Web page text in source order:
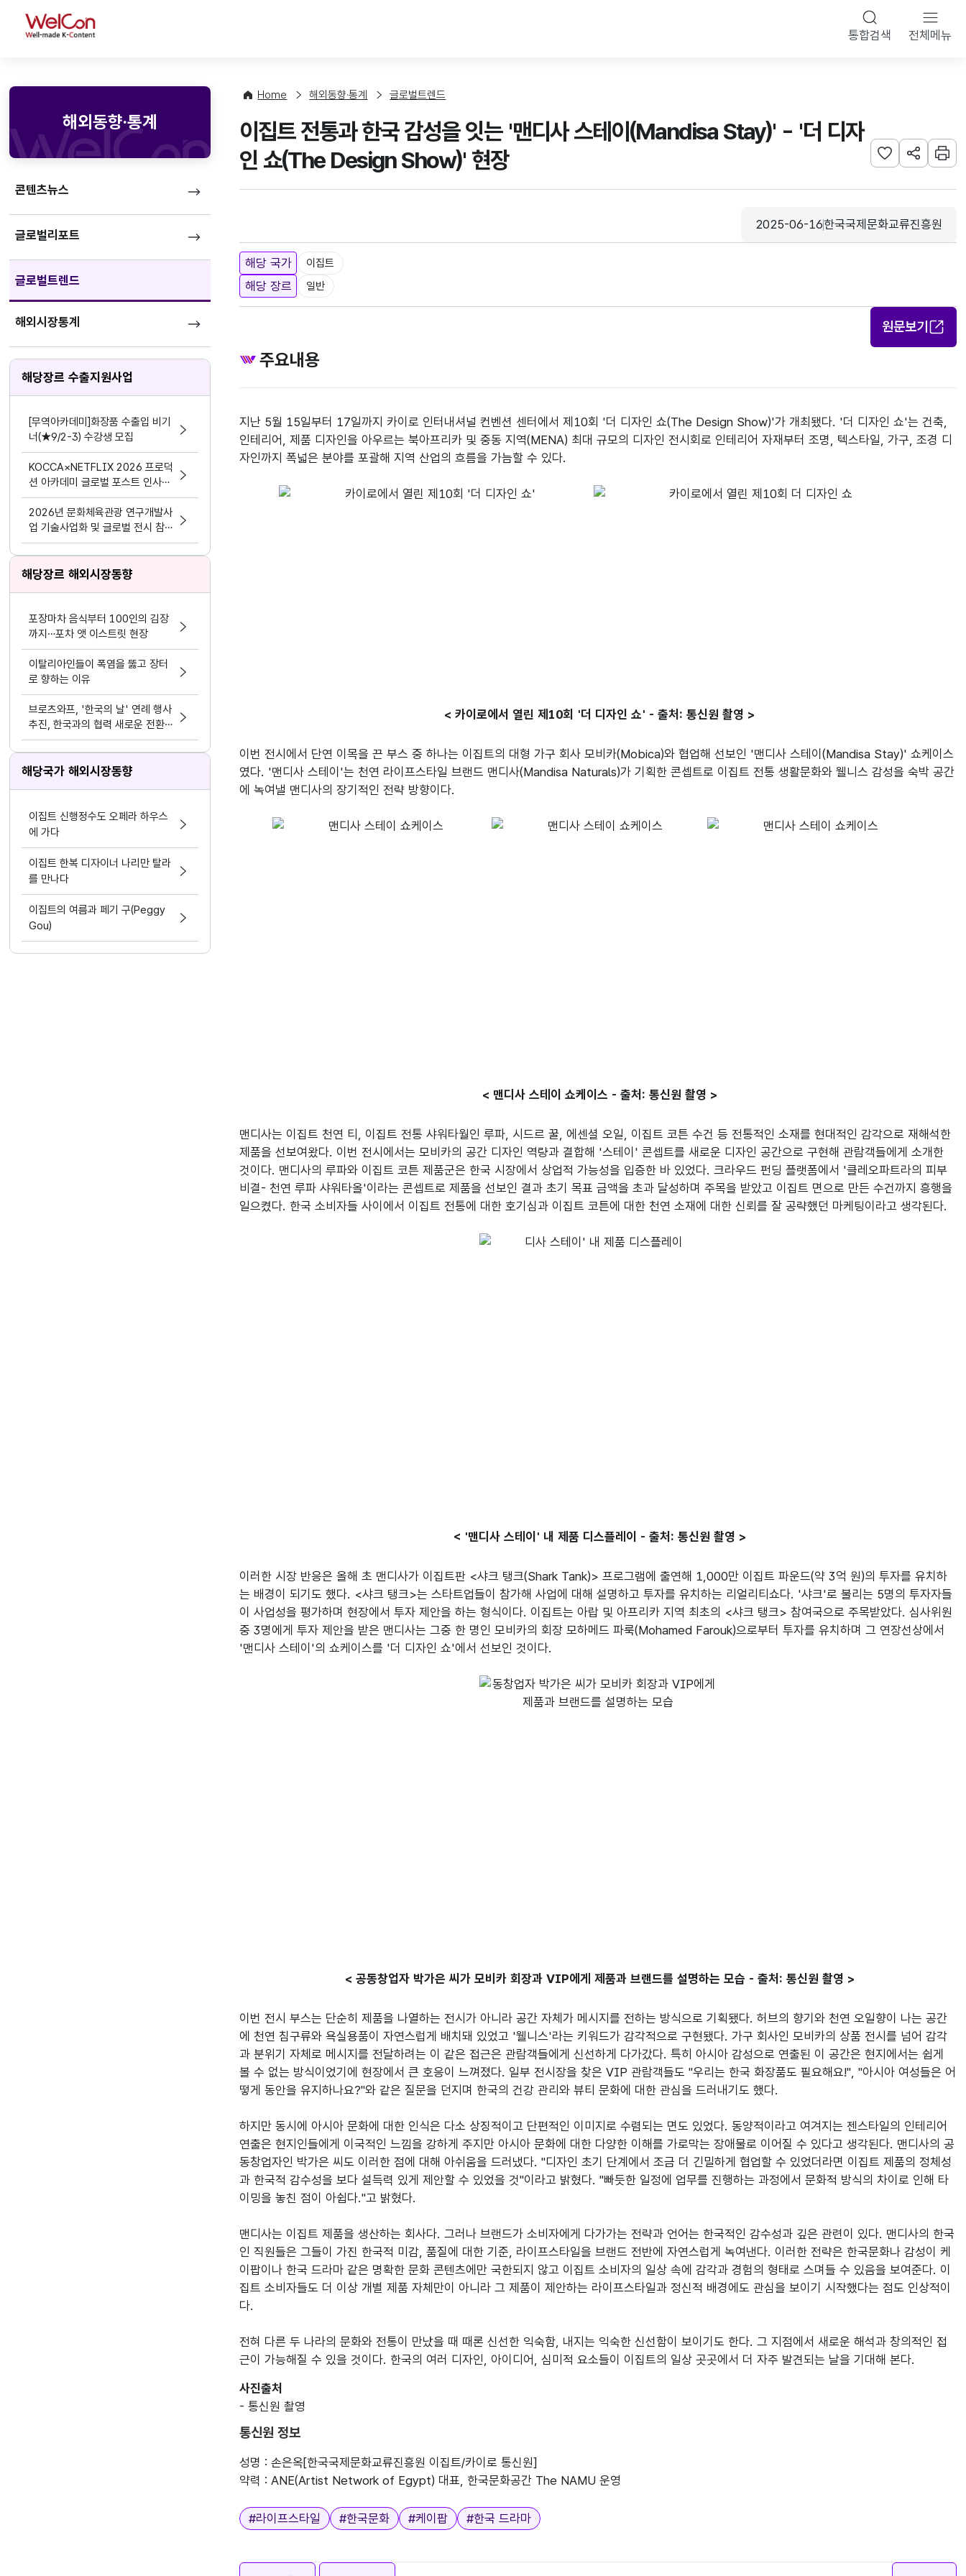
WelCon 통합검색 전체메뉴
해외동향·통계
콘텐츠뉴스
글로벌리포트
글로벌트렌드
해외시장통계
해당장르 수출지원사업
[무역아카데미]화장품 수출입 비기
너(★9/2-3) 수강생 모집
KOCCA×NETFLIX 2026 프로덕
션 아카데미 글로벌 포스트 인사이
트 교육생 모집
2026년 문화체육관광 연구개발사
업 기술사업화 및 글로벌 전시 참가
기업 모집공고
해당장르 해외시장동향
포장마차 음식부터 100인의 김장
까지…포차 앳 이스트릿 현장
이탈리아인들이 폭염을 뚫고 장터
로 향하는 이유
브로츠와프, '한국의 날' 연례 행사
추진, 한국과의 협력 새로운 전환점
마련
해당국가 해외시장동향
이집트 신행정수도 오페라 하우스
에 가다
이집트 한복 디자이너 나리만 탈라
를 만나다
이집트의 여름과 페기 구(Peggy
Gou)
Home 해외동향·통계 글로벌트렌드
이집트 전통과 한국 감성을 잇는 '맨디사 스테이(Mandisa Stay)' - '더 디자
인 쇼(The Design Show)' 현장
관심사 등록하기
URL 공유하
인쇄
등록일
2025-06-16
수집기관
한국국제문화교류진흥원
해당 국가 이집트
해당 장르 일반
원문보기
주요내용
지난 5월 15일부터 17일까지 카이로 인터내셔널 컨벤션 센터에서 제10회 '더 디자인 쇼(The Design Show)'가 개최됐다. '더 디자인 쇼'는 건축,
인테리어, 제품 디자인을 아우르는 북아프리카 및 중동 지역(MENA) 최대 규모의 디자인 전시회로 인테리어 자재부터 조명, 텍스타일, 가구, 조경 디
< 카이로에서 열린 제10회 '더 디자인 쇼' - 출처: 통신원 촬영 >
이번 전시에서 단연 이목을 끈 부스 중 하나는 이집트의 대형 가구 회사 모비카(Mobica)와 협업해 선보인 '맨디사 스테이(Mandisa Stay)' 쇼케이스
였다. '맨디사 스테이'는 천연 라이프스타일 브랜드 맨디사(Mandisa Naturals)가 기획한 콘셉트로 이집트 전통 생활문화와 웰니스 감성을 숙박 공간
< 맨디사 스테이 쇼케이스 - 출처: 통신원 촬영 >
맨디사는 이집트 천연 티, 이집트 전통 샤워타월인 루파, 시드르 꿀, 에센셜 오일, 이집트 코튼 수건 등 전통적인 소재를 현대적인 감각으로 재해석한
제품을 선보여왔다. 이번 전시에서는 모비카의 공간 디자인 역량과 결합해 '스테이' 콘셉트를 새로운 디자인 공간으로 구현해 관람객들에게 소개한
것이다. 맨디사의 루파와 이집트 코튼 제품군은 한국 시장에서 상업적 가능성을 입증한 바 있었다. 크라우드 펀딩 플랫폼에서 '클레오파트라의 피부
비결- 천연 루파 샤워타올'이라는 콘셉트로 제품을 선보인 결과 초기 목표 금액을 초과 달성하며 주목을 받았고 이집트 면으로 만든 수건까지 흥행을
< '맨디사 스테이' 내 제품 디스플레이 - 출처: 통신원 촬영 >
이러한 시장 반응은 올해 초 맨디사가 이집트판 <샤크 탱크(Shark Tank)> 프로그램에 출연해 1,000만 이집트 파운드(약 3억 원)의 투자를 유치하
는 배경이 되기도 했다. <샤크 탱크>는 스타트업들이 참가해 사업에 대해 설명하고 투자를 유치하는 리얼리티쇼다. '샤크'로 불리는 5명의 투자자들
이 사업성을 평가하며 현장에서 투자 제안을 하는 형식이다. 이집트는 아랍 및 아프리카 지역 최초의 <샤크 탱크> 참여국으로 주목받았다. 심사위원
중 3명에게 투자 제안을 받은 맨디사는 그중 한 명인 모비카의 회장 모하메드 파룩(Mohamed Farouk)으로부터 투자를 유치하며 그 연장선상에서
< 공동창업자 박가은 씨가 모비카 회장과 VIP에게 제품과 브랜드를 설명하는 모습 - 출처: 통신원 촬영 >
이번 전시 부스는 단순히 제품을 나열하는 전시가 아니라 공간 자체가 메시지를 전하는 방식으로 기획됐다. 허브의 향기와 천연 오일향이 나는 공간
에 천연 침구류와 욕실용품이 자연스럽게 배치돼 있었고 '웰니스'라는 키워드가 감각적으로 구현됐다. 가구 회사인 모비카의 상품 전시를 넘어 감각
과 분위기 자체로 메시지를 전달하려는 이 같은 접근은 관람객들에게 신선하게 다가갔다. 특히 아시아 감성으로 연출된 이 공간은 현지에서는 쉽게
볼 수 없는 방식이었기에 현장에서 큰 호응이 느껴졌다. 일부 전시장을 찾은 VIP 관람객들도 "우리는 한국 화장품도 필요해요!", "아시아 여성들은 어
떻게 동안을 유지하나요?"와 같은 질문을 던지며 한국의 건강 관리와 뷰티 문화에 대한 관심을 드러내기도 했다.
하지만 동시에 아시아 문화에 대한 인식은 다소 상징적이고 단편적인 이미지로 수렴되는 면도 있었다. 동양적이라고 여겨지는 젠스타일의 인테리어
연출은 현지인들에게 이국적인 느낌을 강하게 주지만 아시아 문화에 대한 다양한 이해를 가로막는 장애물로 이어질 수 있다고 생각된다. 맨디사의 공
동창업자인 박가은 씨도 이러한 점에 대해 아쉬움을 드러냈다. "디자인 초기 단계에서 조금 더 긴밀하게 협업할 수 있었더라면 이집트 제품의 정체성
과 한국적 감수성을 보다 설득력 있게 제안할 수 있었을 것"이라고 밝혔다. "빠듯한 일정에 업무를 진행하는 과정에서 문화적 방식의 차이로 인해 타
이밍을 놓친 점이 아쉽다."고 밝혔다.
맨디사는 이집트 제품을 생산하는 회사다. 그러나 브랜드가 소비자에게 다가가는 전략과 언어는 한국적인 감수성과 깊은 관련이 있다. 맨디사의 한국
인 직원들은 그들이 가진 한국적 미감, 품질에 대한 기준, 라이프스타일을 브랜드 전반에 자연스럽게 녹여낸다. 이러한 전략은 한국문화나 감성이 케
이팝이나 한국 드라마 같은 명확한 문화 콘텐츠에만 국한되지 않고 이집트 소비자의 일상 속에 감각과 경험의 형태로 스며들 수 있음을 보여준다. 이
집트 소비자들도 더 이상 개별 제품 자체만이 아니라 그 제품이 제안하는 라이프스타일과 정신적 배경에도 관심을 보이기 시작했다는 점도 인상적이
다.
전혀 다른 두 나라의 문화와 전통이 만났을 때 때론 신선한 익숙함, 내지는 익숙한 신선함이 보이기도 한다. 그 지점에서 새로운 해석과 창의적인 접
사진출처
통신원 정보
성명 : 손은옥[한국국제문화교류진흥원 이집트/카이로 통신원]
태그
#라이프스타일 #한국문화 #케이팝 #한국 드라마